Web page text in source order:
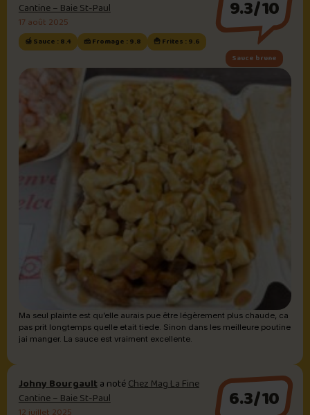
Cantine – Baie St-Paul
17 août 2025
🍯 Sauce : 8.4 🧀 Fromage : 9.8 🍟 Frites : 9.6
9.3/10
Sauce brune
Ma seul plainte est qu’elle aurais pue être légèrement plus chaude, ca
pas prit longtemps quelle etait tiede. Sinon dans les meilleure poutine
jai manger. La sauce est vraiment excellente.
Johny Bourgaulta notéChez Mag La Fine
Cantine – Baie St-Paul
6.3/10